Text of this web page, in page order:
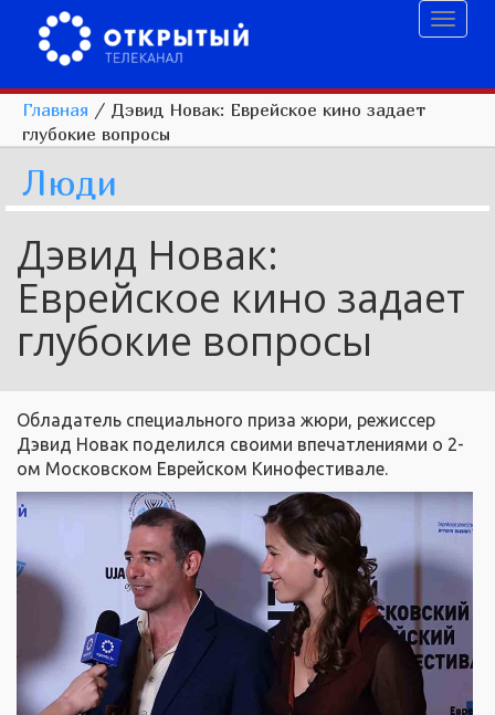
Главная / Дэвид Новак: Еврейское кино задает
глубокие вопросы
Люди
Дэвид Новак:
Еврейское кино задает
глубокие вопросы
Обладатель специального приза жюри, режиссер
Дэвид Новак поделился своими впечатлениями о 2-
ом Московском Еврейском Кинофестивале.